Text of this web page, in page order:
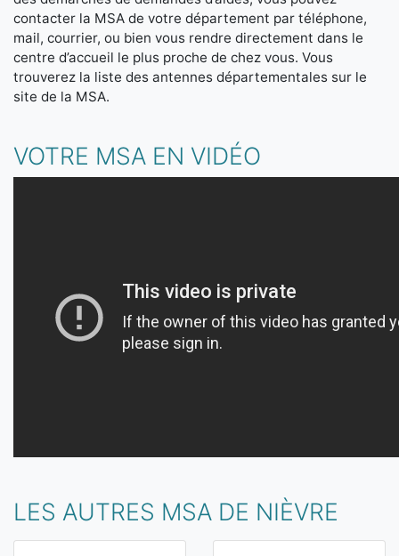
contacter la MSA de votre département par téléphone,
mail, courrier, ou bien vous rendre directement dans le
centre d’accueil le plus proche de chez vous. Vous
trouverez la liste des antennes départementales sur le
site de la MSA.
VOTRE MSA EN VIDÉO
LES AUTRES MSA DE NIÈVRE